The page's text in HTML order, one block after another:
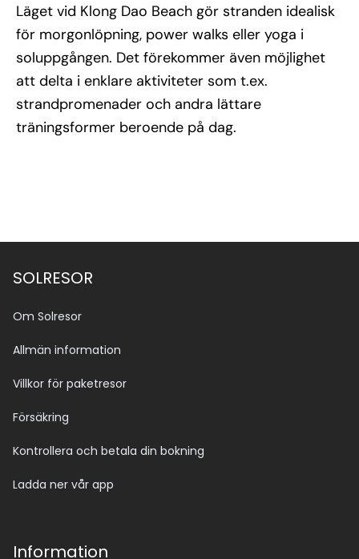
Läget vid Klong Dao Beach gör stranden idealisk
för morgonlöpning, power walks eller yoga i
soluppgången. Det förekommer även möjlighet
att delta i enklare aktiviteter som t.ex.
strandpromenader och andra lättare
träningsformer beroende på dag.
SOLRESOR
Om Solresor
Allmän information
Villkor för paketresor
Försäkring
Kontrollera och betala din bokning
Ladda ner vår app
Information